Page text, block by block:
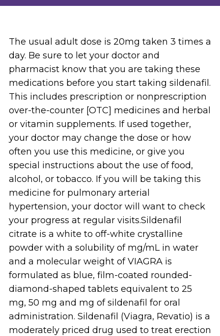
The usual adult dose is 20mg taken 3 times a
day. Be sure to let your doctor and
pharmacist know that you are taking these
medications before you start taking sildenafil.
This includes prescription or nonprescription
over-the-counter [OTC] medicines and herbal
or vitamin supplements. If used together,
your doctor may change the dose or how
often you use this medicine, or give you
special instructions about the use of food,
alcohol, or tobacco. If you will be taking this
medicine for pulmonary arterial
hypertension, your doctor will want to check
your progress at regular visits.Sildenafil
citrate is a white to off-white crystalline
powder with a solubility of mg/mL in water
and a molecular weight of VIAGRA is
formulated as blue, film-coated rounded-
diamond-shaped tablets equivalent to 25
mg, 50 mg and mg of sildenafil for oral
administration. Sildenafil (Viagra, Revatio) is a
moderately priced drug used to treat erection